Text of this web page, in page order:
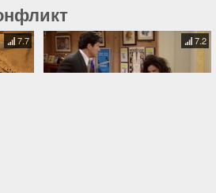
7.7 7.2